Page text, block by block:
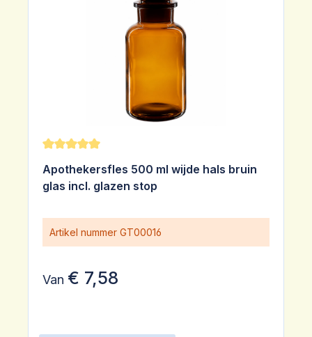
Gemiddelde waardering van 5 van 5 sterren
Apothekersfles 500 ml wijde hals bruin
glas incl. glazen stop
Artikel nummer GT00016
Van € 7,58